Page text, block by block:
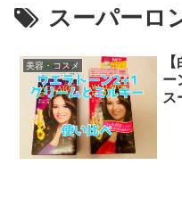
スーパーロ
美容・コスメ
ー
ス